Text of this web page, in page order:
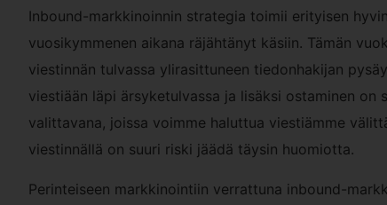
Inbound-markkinoinnin strategia toimii erityisen
vuosikymmenen aikana räjähtänyt käsiin. Tämän
viestinnän tulvassa ylirasittuneen tiedonhakijan
viestiään läpi ärsyketulvassa ja lisäksi ostaminen
valittavana, joissa voimme haluttua viestiämme
viestinnällä on suuri riski jäädä täysin huomiotta.
Perinteiseen markkinointiin verrattuna inbound-